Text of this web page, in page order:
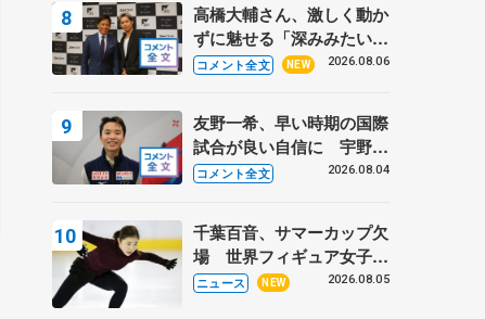
高橋大輔さん、激しく動か
ずに魅せる「深みみたいな
ものは出てきている？」
ド野村忠宏さんと和気あい
あい
コメント全文 NEW 2026.08.06
友野一希、早い時期の国際
試合が良い自信に 宇野昌
磨の現役復帰に思っている
トロフィーフリー】
コメント全文 2026.08.04
千葉百音、サマーカップ欠
場 世界フィギュア女子2
位
ニュース NEW 2026.08.05